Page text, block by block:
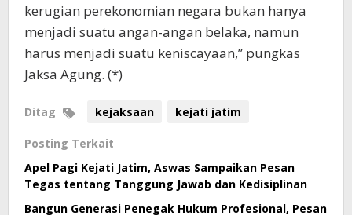
kerugian perekonomian negara bukan hanya
menjadi suatu angan-angan belaka, namun
harus menjadi suatu keniscayaan,” pungkas
Jaksa Agung. (*)
Ditag kejaksaan kejati jatim
Posting Terkait
Apel Pagi Kejati Jatim, Aswas Sampaikan Pesan
Tegas tentang Tanggung Jawab dan Kedisiplinan
Bangun Generasi Penegak Hukum Profesional, Pesan